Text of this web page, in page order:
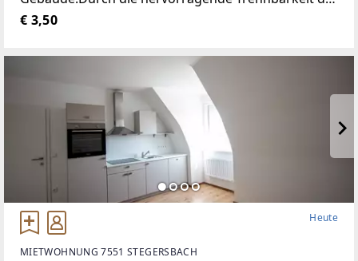
Räumlichkeiten, stehen Ihnen Größen vonca. 10 m²
€ 3,50
Heute
MIETWOHNUNG 7551 STEGERSBACH